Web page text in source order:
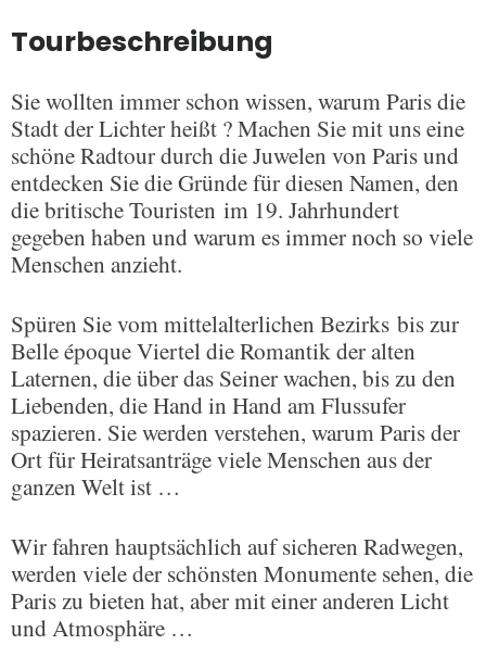
Tourbeschreibung
Sie wollten immer schon wissen, warum Paris die
Stadt der Lichter heißt ? Machen Sie mit uns eine
schöne Radtour durch die Juwelen von Paris und
entdecken Sie die Gründe für diesen Namen, den
die britische Touristen im 19. Jahrhundert
gegeben haben und warum es immer noch so viele
Menschen anzieht.
Spüren Sie vom mittelalterlichen Bezirks bis zur
Belle époque Viertel die Romantik der alten
Laternen, die über das Seiner wachen, bis zu den
Liebenden, die Hand in Hand am Flussufer
spazieren. Sie werden verstehen, warum Paris der
Ort für Heiratsanträge viele Menschen aus der
ganzen Welt ist …
Wir fahren hauptsächlich auf sicheren Radwegen,
werden viele der schönsten Monumente sehen, die
Paris zu bieten hat, aber mit einer anderen Licht
und Atmosphäre …